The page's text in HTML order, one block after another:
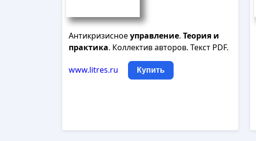
Антикризисноеуправление. Теория и
практика. Коллектив авторов. Текст PDF.
www.litres.ru Купить